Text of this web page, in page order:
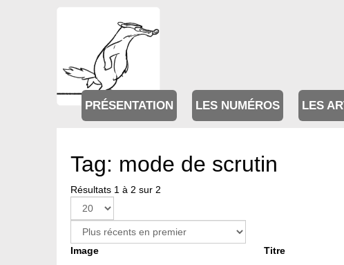
PRÉSENTATION LES NUMÉROS LES
Tag: mode de scrutin
Résultats 1 à 2 sur 2
Image Titre